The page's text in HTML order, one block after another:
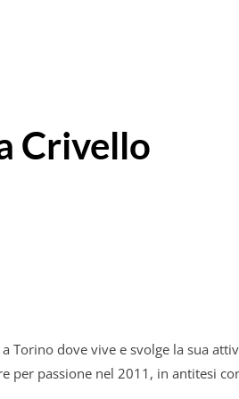
Crivello
a Torino dove vive e svolge la sua
per passione nel 2011, in antitesi